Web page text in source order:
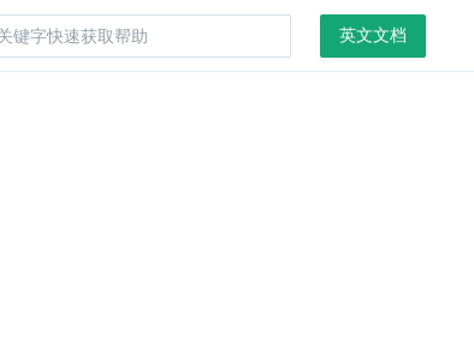
英文文档